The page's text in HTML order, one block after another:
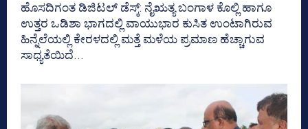
ಹೊಸದಿಗಂತ ಡಿಜಿಟಲ್ ಡೆಸ್ಕ್: ನೈಋತ್ಯ ಬಂಗಾಳ ಕೊಲ್ಲಿ ಹಾಗೂ
ಉತ್ತರ ಒಡಿಶಾ ಭಾಗದಲ್ಲಿ ವಾಯುಭಾರ ಕುಸಿತ ಉಂಟಾಗಿರುವ
ಹಿನ್ನೆಲೆಯಲ್ಲಿ ಕೇರಳದಲ್ಲಿ ಮತ್ತೆ ಮಳೆಯ ಪ್ರಮಾಣ ಹೆಚ್ಚಾಗುವ
ಸಾಧ್ಯತೆಯಿದೆ...